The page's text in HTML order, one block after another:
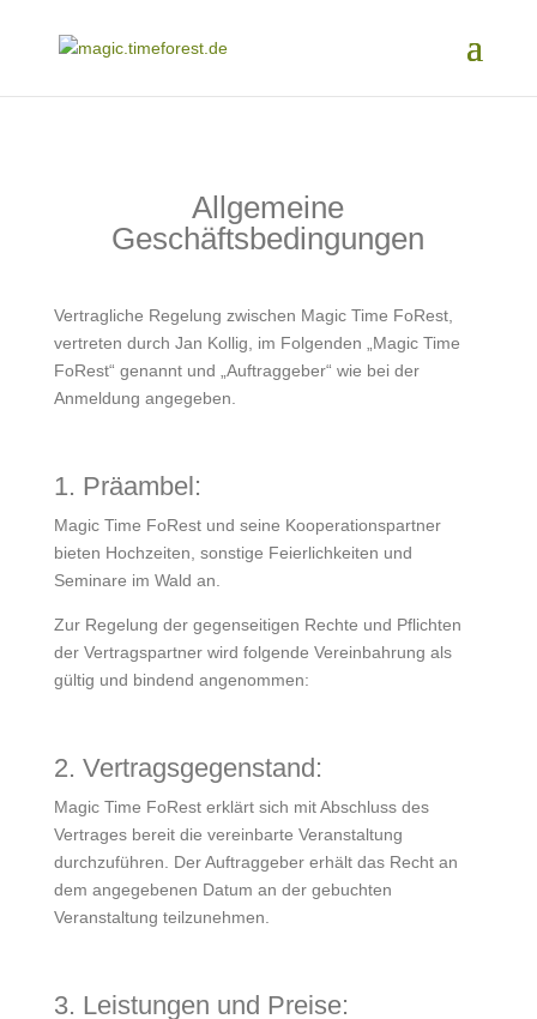
Allgemeine
Geschäftsbedingungen
Vertragliche Regelung zwischen Magic Time FoRest,
vertreten durch Jan Kollig, im Folgenden „Magic Time
FoRest“ genannt und „Auftraggeber“ wie bei der
Anmeldung angegeben.
1. Präambel:
Magic Time FoRest und seine Kooperationspartner
bieten Hochzeiten, sonstige Feierlichkeiten und
Seminare im Wald an.
Zur Regelung der gegenseitigen Rechte und Pflichten
der Vertragspartner wird folgende Vereinbahrung als
gültig und bindend angenommen:
2. Vertragsgegenstand:
Magic Time FoRest erklärt sich mit Abschluss des
Vertrages bereit die vereinbarte Veranstaltung
durchzuführen. Der Auftraggeber erhält das Recht an
dem angegebenen Datum an der gebuchten
Veranstaltung teilzunehmen.
3. Leistungen und Preise: